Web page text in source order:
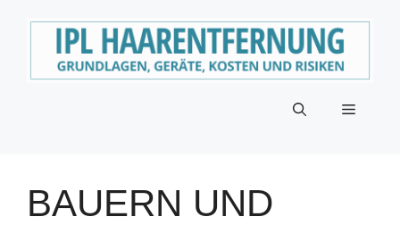
Menü
BAUERN UND